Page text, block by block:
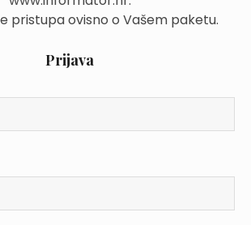
pristupa ovisno o Vašem paketu.
Prijava